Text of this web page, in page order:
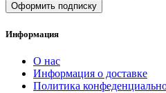
Оформить подписку
Информация
О нас
Информация о доставке
Политика